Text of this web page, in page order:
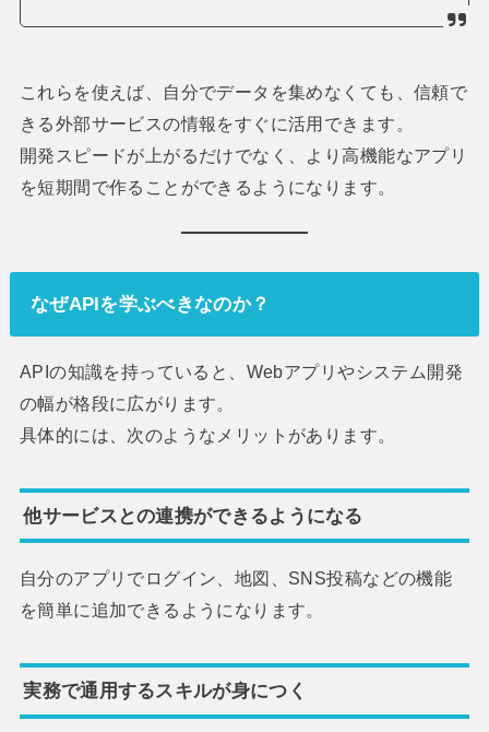
これらを使えば、自分でデータを集めなくても、信頼で
きる外部サービスの情報をすぐに活用できます。
開発スピードが上がるだけでなく、より高機能なアプリ
を短期間で作ることができるようになります。
なぜAPIを学ぶべきなのか？
APIの知識を持っていると、Webアプリやシステム開発
の幅が格段に広がります。
具体的には、次のようなメリットがあります。
他サービスとの連携ができるようになる
自分のアプリでログイン、地図、SNS投稿などの機能
を簡単に追加できるようになります。
実務で通用するスキルが身につく